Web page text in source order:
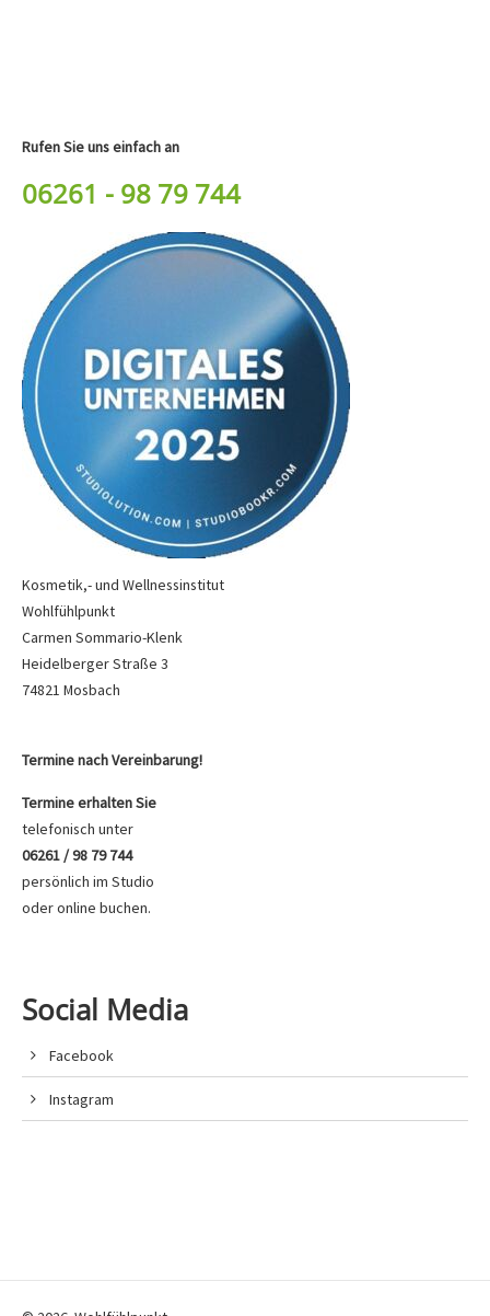
Rufen Sie uns einfach an
06261 - 98 79 744
Kosmetik,- und Wellnessinstitut
Wohlfühlpunkt
Carmen Sommario-Klenk
Heidelberger Straße 3
74821 Mosbach
Termine nach Vereinbarung!
Termine erhalten Sie
telefonisch unter
06261 / 98 79 744
persönlich im Studio
oderonline buchen.
Social Media
Facebook
Instagram